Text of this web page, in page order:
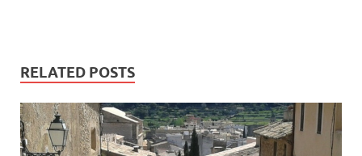
RELATED POSTS